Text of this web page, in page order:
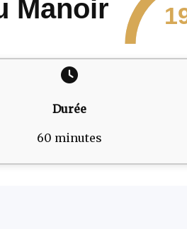
Manoir
Durée
60 minutes